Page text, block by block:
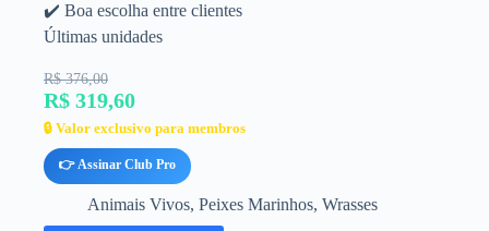
✔️ Boa escolha entre clientes
Últimas unidades
R$ 376,00
R$ 319,60
🔒 Valor exclusivo para membros
👉 Assinar Club Pro
Animais Vivos, Peixes Marinhos, Wrasses